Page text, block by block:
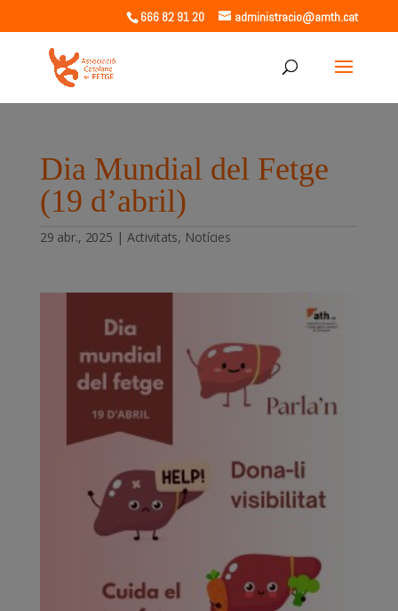
666 82 91 20 administracio@amth.cat
Dia Mundial del Fetge
(19 d’abril)
29 abr., 2025 | Activitats, Notícies